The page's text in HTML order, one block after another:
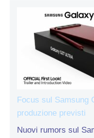
Focus sul Samsung
produzione previsti
Nuovi rumors sul